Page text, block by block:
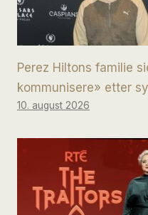
Perez Hiltons familie
kommunisere» etter
10. august 2026